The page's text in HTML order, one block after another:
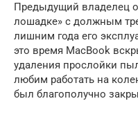
Предыдущий владелец
лошадке» с должным
лишним года его
это время MacBook
удаления прослойки
любим работать на
был благополучно